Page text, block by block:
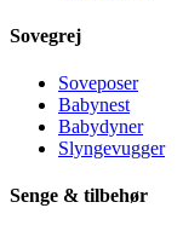
Sovegrej
Soveposer
Babynest
Babydyner
Slyngevugger
Senge & tilbehør